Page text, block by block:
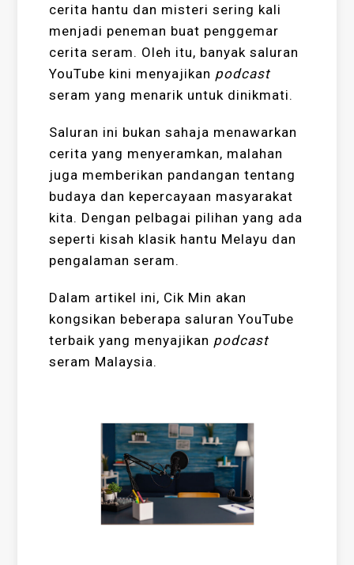
cerita hantu dan misteri sering kali
menjadi peneman buat penggemar
cerita seram. Oleh itu, banyak saluran
YouTube kini menyajikan podcast
seram yang menarik untuk dinikmati.
Saluran ini bukan sahaja menawarkan
cerita yang menyeramkan, malahan
juga memberikan pandangan tentang
budaya dan kepercayaan masyarakat
kita. Dengan pelbagai pilihan yang ada
seperti kisah klasik hantu Melayu dan
pengalaman seram.
Dalam artikel ini, Cik Min akan
kongsikan beberapa saluran YouTube
terbaik yang menyajikan podcast
seram Malaysia.